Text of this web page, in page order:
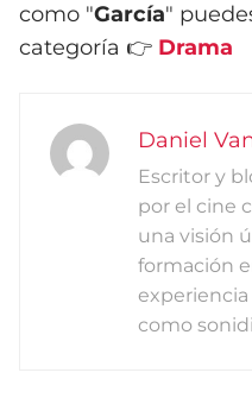
como "García"
categoría 👉 Drama
Daniel
Escritor y
por el cine
una visión
formación
como